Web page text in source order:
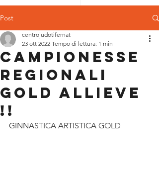
Post
CAMPIONESSE
REGIONALI
GOLD ALLIEVE
!!
centrojudotifernat
23 ott 2022 Tempo di lettura: 1 min
GINNASTICA ARTISTICA GOLD